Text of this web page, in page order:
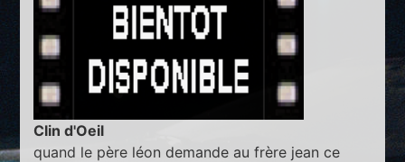
Clin d'Oeil
quand le père léon demande au frère jean ce